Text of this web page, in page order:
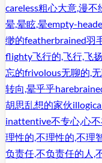
careless粗心大意,漫不
晕,晕眩,晕empty-
缈的featherbrained羽
flighty飞行的,飞行,飞
忘的frivolous无聊的,
转向,晕乎乎
胡思乱想的家伙
inattentive不专心,心
理性的,不理性的,不理
负责任,不负责任的人,